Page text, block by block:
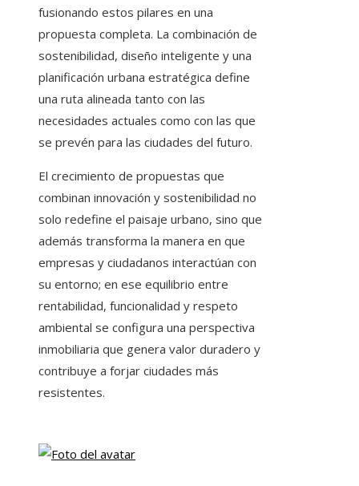
fusionando estos pilares en una
propuesta completa. La combinación de
sostenibilidad, diseño inteligente y una
planificación urbana estratégica define
una ruta alineada tanto con las
necesidades actuales como con las que
se prevén para las ciudades del futuro.
El crecimiento de propuestas que
combinan innovación y sostenibilidad no
solo redefine el paisaje urbano, sino que
además transforma la manera en que
empresas y ciudadanos interactúan con
su entorno; en ese equilibrio entre
rentabilidad, funcionalidad y respeto
ambiental se configura una perspectiva
inmobiliaria que genera valor duradero y
contribuye a forjar ciudades más
resistentes.